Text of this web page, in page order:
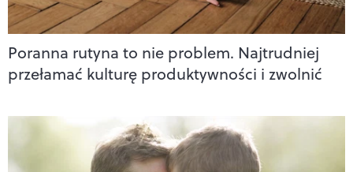
Poranna rutyna to nie problem. Najtrudniej
przełamać kulturę produktywności i zwolnić